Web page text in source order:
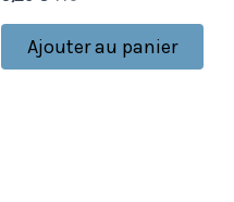
Ajouter au panier